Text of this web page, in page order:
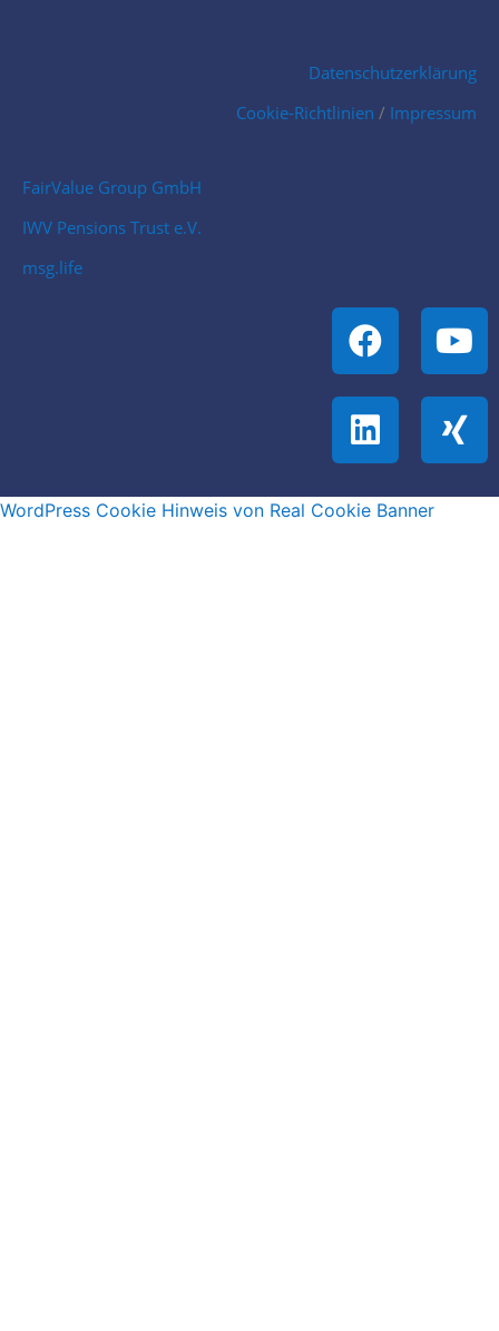
Datenschutzerklärung
Cookie-Richtlinien / Impressum
FairValue Group GmbH
IWV Pensions Trust e.V.
msg.life
WordPress Cookie Hinweis von Real Cookie Banner